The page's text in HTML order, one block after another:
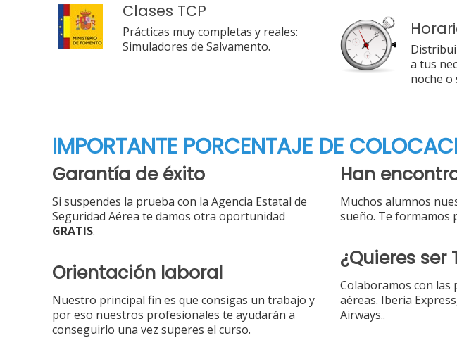
Clases TCP
Prácticas muy completas y reales:
Simuladores de Salvamento.
a tus
noche o
IMPORTANTE PORCENTAJE DE
Garantía de éxito
Si suspendes la prueba con la Agencia Estatal de
Seguridad Aérea te damos otra oportunidad
GRATIS.
Orientación laboral
Nuestro principal fin es que consigas un trabajo y
por eso nuestros profesionales te ayudarán a
conseguirlo una vez superes el curso.
Han
Muchos alumnos
sueño. Te formamos
¿Quieres ser
Colaboramos con las
aéreas. Iberia
Airways..